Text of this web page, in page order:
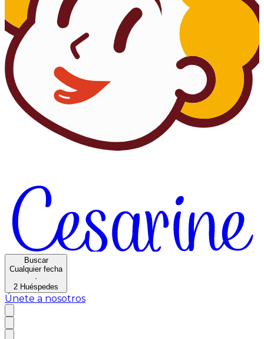
Buscar
Cualquier fecha
·
2 Huéspedes
Únete a nosotros